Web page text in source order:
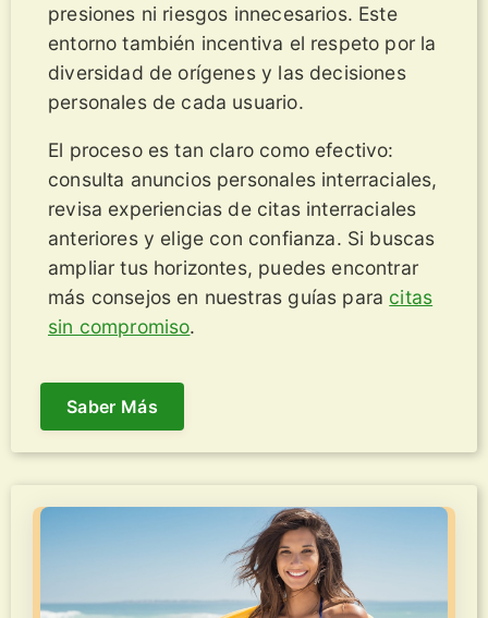
presiones ni riesgos innecesarios. Este
entorno también incentiva el respeto por la
diversidad de orígenes y las decisiones
personales de cada usuario.
El proceso es tan claro como efectivo:
consulta anuncios personales interraciales,
revisa experiencias de citas interraciales
anteriores y elige con confianza. Si buscas
ampliar tus horizontes, puedes encontrar
más consejos en nuestras guías para citas
sin compromiso.
Saber Más